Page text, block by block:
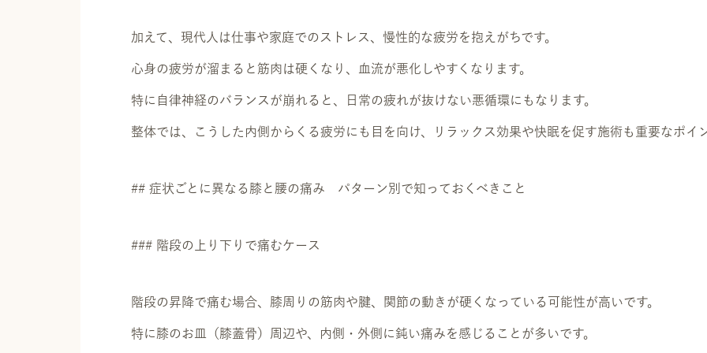
加えて、現代人は仕事や家庭でのストレス、慢性的な疲労を抱えがちです。
心身の疲労が溜まると筋肉は硬くなり、血流が悪化しやすくなります。
特に自律神経のバランスが崩れると、日常の疲れが抜けない悪循環にもなります。
整体では、こうした内側からくる疲労にも目を向け、リラックス効果や快眠を促す施術も重要なポイン
## 症状ごとに異なる膝と腰の痛み パターン別で知っておくべきこと
### 階段の上り下りで痛むケース
階段の昇降で痛む場合、膝周りの筋肉や腱、関節の動きが硬くなっている可能性が高いです。
特に膝のお皿（膝蓋骨）周辺や、内側・外側に鈍い痛みを感じることが多いです。